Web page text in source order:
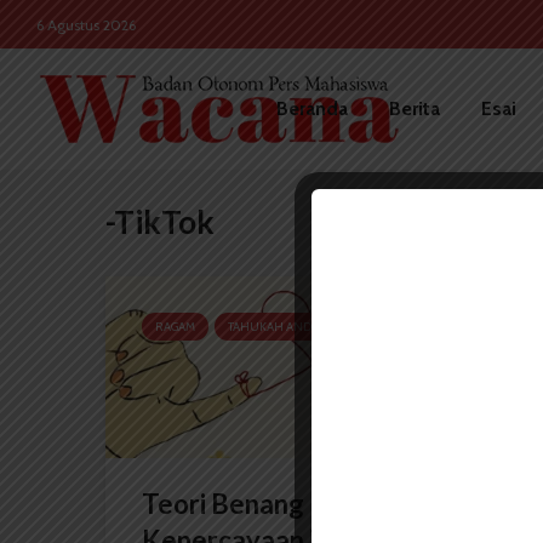
6 Agustus 2026
Beranda Berita Esai
-TikTok
RAGAM TAHUKAH ANDA
Teori Benang Merah: